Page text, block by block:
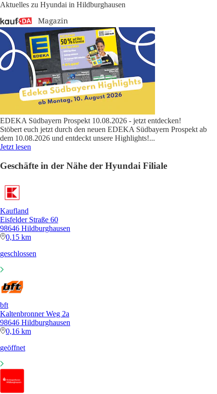
Aktuelles zu Hyundai in Hildburghausen
EDEKA Südbayern Prospekt 10.08.2026 - jetzt entdecken!
Stöbert euch jetzt durch den neuen EDEKA Südbayern Prospekt ab
dem 10.08.2026 und entdeckt unsere Highlights!...
Jetzt lesen
Geschäfte in der Nähe der Hyundai Filiale
Kaufland
Eisfelder Straße 60
98646 Hildburghausen
0,15 km
geschlossen
bft
Kaltenbronner Weg 2a
98646 Hildburghausen
0,16 km
geöffnet